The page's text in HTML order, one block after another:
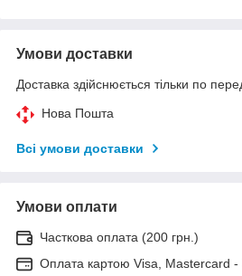
Умови доставки
Доставка здійснюється тільки по
Нова Пошта
Всі умови доставки
Умови оплати
Часткова оплата (200 грн.)
Оплата картою Visa, Mastercard -